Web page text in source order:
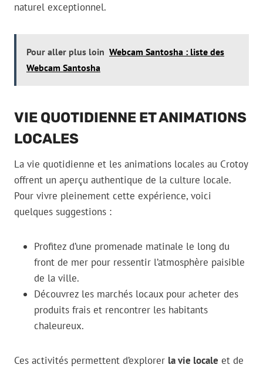
naturel exceptionnel.
Pour aller plus loin Webcam Santosha : liste des
Webcam Santosha
VIE QUOTIDIENNE ET ANIMATIONS
LOCALES
La vie quotidienne et les animations locales au Crotoy
offrent un aperçu authentique de la culture locale.
Pour vivre pleinement cette expérience, voici
quelques suggestions :
Profitez d’une promenade matinale le long du
front de mer pour ressentir l’atmosphère paisible
de la ville.
Découvrez les marchés locaux pour acheter des
produits frais et rencontrer les habitants
chaleureux.
Ces activités permettent d’explorer la vie locale et de